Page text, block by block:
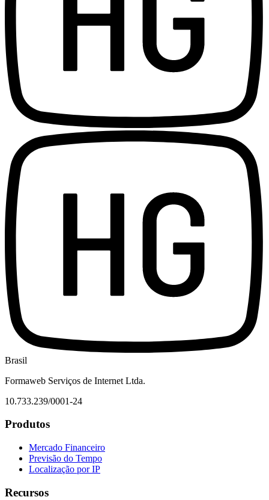
Brasil
Formaweb Serviços de Internet Ltda.
10.733.239/0001-24
Produtos
Mercado Financeiro
Previsão do Tempo
Localização por IP
Recursos